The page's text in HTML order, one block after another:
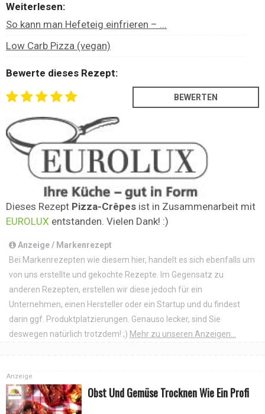
Weiterlesen:
So kann man Hefeteig einfrieren – ...
Low Carb Pizza (vegan)
Bewerte dieses Rezept:
Dieses Rezept Pizza-Crêpes ist in Zusammenarbeit mit
EUROLUX entstanden. Vielen Dank! :)
Anzeige / Markenrezept
Bei Markenrezepten wie diesem hier, handelt es sich ebenfalls um
von uns erstellte und gekochte Rezepte. Im Gegensatz zu
anderen Rezepten, erstellen wir diese jedoch für ein
Unternehmen, einen Hersteller oder ein Startup und du findest
darin ggf. Produktplatzierungen. Genauso lecker, sind Sie
deswegen natürlich trotzdem! ;) Mehr zu unseren Anzeigen...
Obst Und Gemüse Trocknen Wie Ein Profi
Anzeige